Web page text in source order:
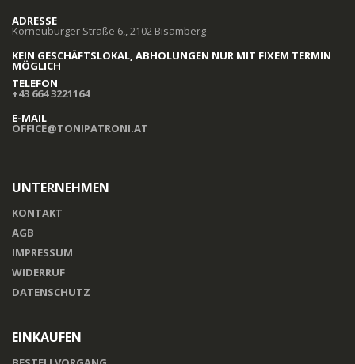
ADRESSE
Korneuburger Straße 6,, 2102 Bisamberg
KEIN GESCHÄFTSLOKAL, ABHOLUNGEN NUR MIT FIXEM TERMIN
MÖGLICH
TELEFON
+43 664 3221164
E-MAIL
OFFICE@TONIPATRONI.AT
UNTERNEHMEN
KONTAKT
AGB
IMPRESSUM
WIDERRUF
DATENSCHUTZ
EINKAUFEN